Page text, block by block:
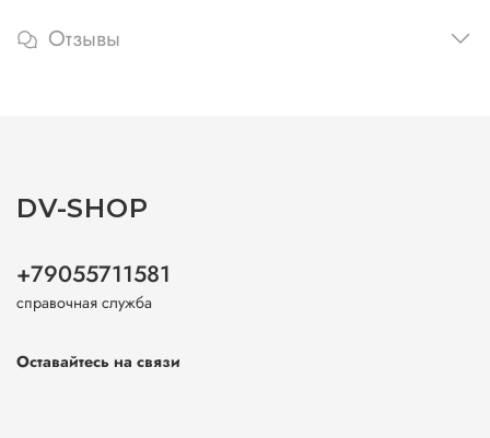
Отзывы
DV-SHOP
+79055711581
справочная служба
Оставайтесь на связи